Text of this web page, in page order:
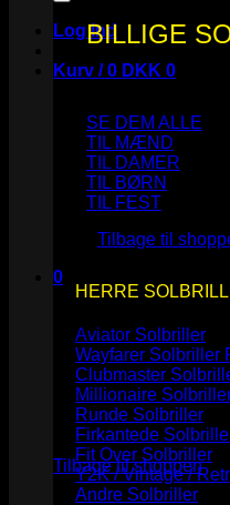
Log ind
Kurv /0 DKK 0
Ingen varer i
Tilbage til
0
Kurv
Ingen varer i kurven.
Tilbage til shoppen
BILLIGE
SE DEM ALLE
TIL MÆND
TIL DAMER
TIL BØRN
TIL FEST
HERRE
Aviator Solbriller
Wayfarer Solbriller
Clubmaster
Millionaire
Runde Solbriller
Firkantede
Fit Over Solbriller
Y2K / Vintage /
Andre Solbriller